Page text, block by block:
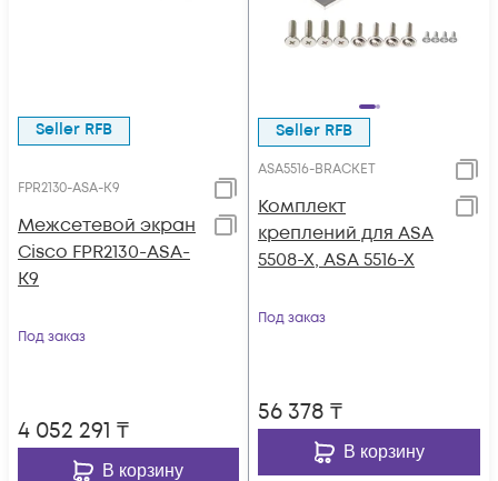
Seller RFB
FPR2130-ASA-K9
Межсетевой экран
Cisco FPR2130-ASA-
K9
Под заказ
4 052 291 ₸
В корзину
Seller RFB
ASA5516-BRACKET
Комплект
креплений для ASA
5508-X, ASA 5516-X
Под заказ
56 378 ₸
В корзину